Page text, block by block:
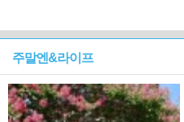
주말엔&라이프